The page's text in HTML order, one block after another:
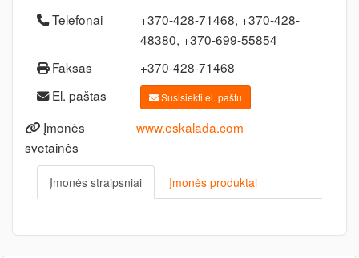
Telefonai
+370-428-71468, +370-428-
48380, +370-699-55854
Faksas
+370-428-71468
El. paštas
Susisiekti el. paštu
Įmonės
svetainės
www.eskalada.com
Įmonės straipsniai Įmonės produktai